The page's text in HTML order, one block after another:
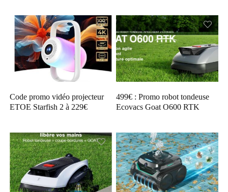
Code promo vidéo projecteur
ETOE Starfish 2 à 229€
499€ : Promo robot tondeuse
Ecovacs Goat O600 RTK